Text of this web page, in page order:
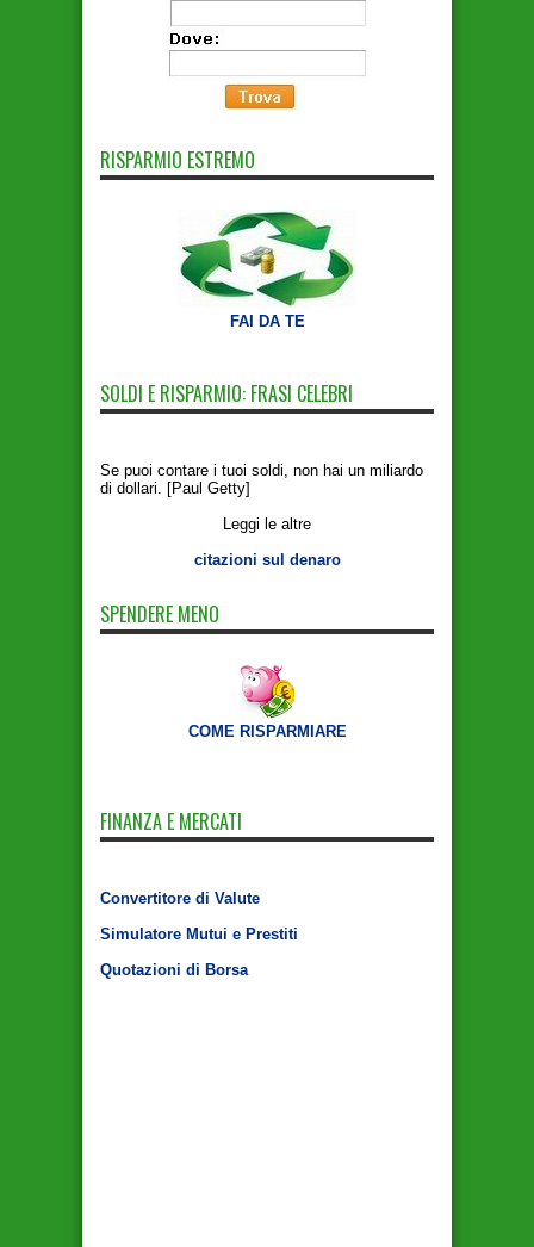
RISPARMIO ESTREMO
FAI DA TE
SOLDI E RISPARMIO: FRASI CELEBRI
Se puoi contare i tuoi soldi, non hai un miliardo
di dollari. [Paul Getty]
Leggi le altre
citazioni sul denaro
SPENDERE MENO
COME RISPARMIARE
FINANZA E MERCATI
Convertitore di Valute
Simulatore Mutui e Prestiti
Quotazioni di Borsa